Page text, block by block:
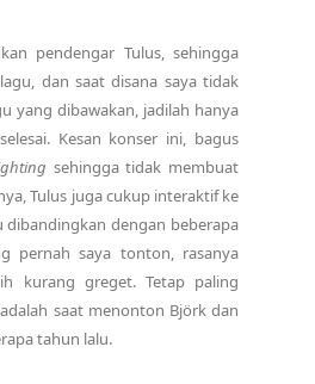
pendengar Tulus, sehingga
dan saat disana saya tidak
yang dibawakan, jadilah hanya
Kesan konser ini, bagus
sehingga tidak membuat
Tulus juga cukup interaktif ke
dengan beberapa
pernah saya tonton, rasanya
kurang greget. Tetap paling
saat menonton Björk dan
tahun lalu.